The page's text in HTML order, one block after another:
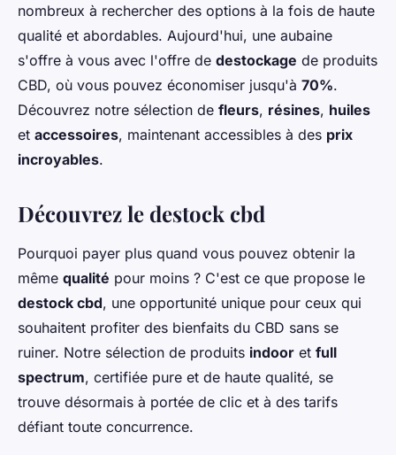
nombreux à rechercher des options à la fois de haute
qualité et abordables. Aujourd'hui, une aubaine
s'offre à vous avec l'offre de destockage de produits
CBD, où vous pouvez économiser jusqu'à 70%.
Découvrez notre sélection de fleurs, résines, huiles
et accessoires, maintenant accessibles à des prix
incroyables.
Découvrez le destock cbd
Pourquoi payer plus quand vous pouvez obtenir la
même qualité pour moins ? C'est ce que propose le
destock cbd, une opportunité unique pour ceux qui
souhaitent profiter des bienfaits du CBD sans se
ruiner. Notre sélection de produits indoor et full
spectrum, certifiée pure et de haute qualité, se
trouve désormais à portée de clic et à des tarifs
défiant toute concurrence.